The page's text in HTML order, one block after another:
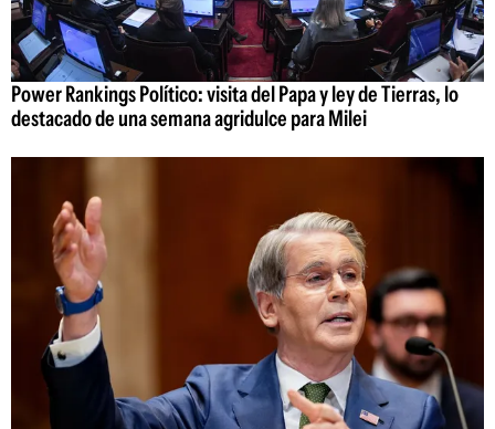
Power Rankings Político: visita del Papa y ley de Tierras, lo
destacado de una semana agridulce para Milei